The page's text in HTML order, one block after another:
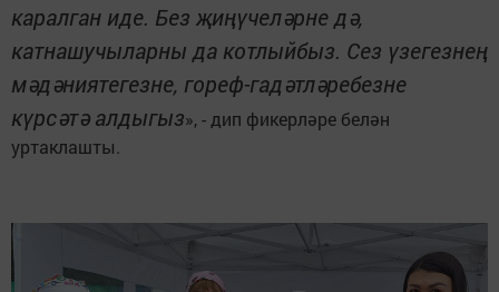
каралган иде. Без җиңүчеләрне дә,
катнашучыларны да котлыйбыз. Сез үзегезнең
мәдәниятегезне, гореф-гадәтләребезне
күрсәтә алдыгыз», - дип фикерләре белән
уртаклашты.